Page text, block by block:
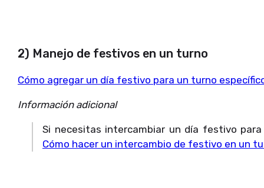
2) Manejo de festivos en un turno
Cómo agregar un día festivo para un turno
Información adicional
Si necesitas intercambiar un día festivo
Cómo hacer un intercambio de festivo en un